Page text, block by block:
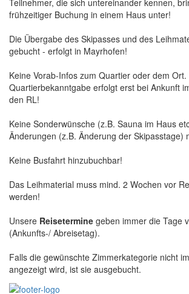
Teilnehmer, die sich untereinander kennen,
frühzeitiger Buchung in einem Haus unter!
Die Übergabe des Skipasses und des
gebucht - erfolgt in Mayrhofen!
Keine Vorab-Infos zum Quartier oder dem Ort.
Quartierbekanntgabe erfolgt erst bei Ankunft
den RL!
Keine Sonderwünsche (z.B. Sauna im Haus
Änderungen (z.B. Änderung der Skipasstage)
Keine Busfahrt hinzubuchbar!
Das Leihmaterial muss mind. 2 Wochen vor
werden!
Unsere Reisetermine geben immer die Tage
(Ankunfts-/ Abreisetag).
Falls die gewünschte Zimmerkategorie nicht
angezeigt wird, ist sie ausgebucht.